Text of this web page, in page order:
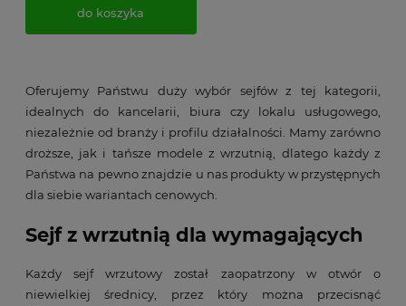
do koszyka
Oferujemy Państwu duży wybór sejfów z tej kategorii,
idealnych do kancelarii, biura czy lokalu usługowego,
niezależnie od branży i profilu działalności. Mamy zarówno
droższe, jak i tańsze modele z wrzutnią, dlatego każdy z
Państwa na pewno znajdzie u nas produkty w przystępnych
dla siebie wariantach cenowych.
Sejf z wrzutnią dla wymagających
Każdy sejf wrzutowy został zaopatrzony w otwór o
niewielkiej średnicy, przez który można przecisnąć